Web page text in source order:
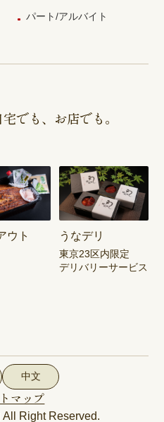
パート/アルバイト
でも、お店でも。
ウト うなデリ
東京23区内限定
デリバリーサービス
中文
マップ
All Right Reserved.